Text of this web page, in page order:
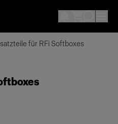
für RFi Softboxes